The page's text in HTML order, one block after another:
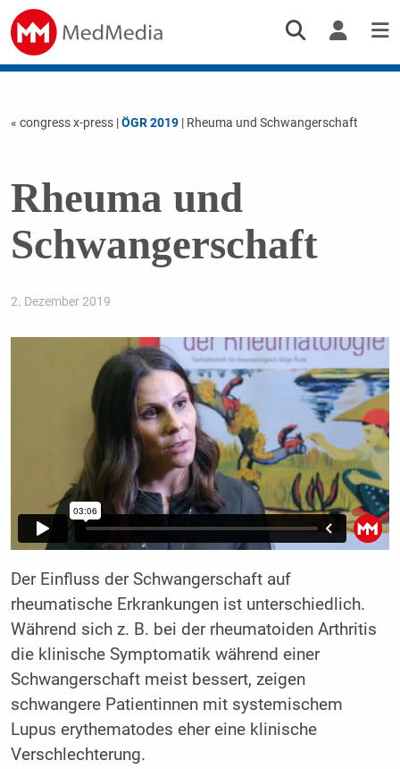
« congress x-press |ÖGR 2019| Rheuma und Schwangerschaft
Rheuma und
Schwangerschaft
2. Dezember 2019
Der Einfluss der Schwangerschaft auf
rheumatische Erkrankungen ist unterschiedlich.
Während sich z. B. bei der rheumatoiden Arthritis
die klinische Symptomatik während einer
Schwangerschaft meist bessert, zeigen
schwangere Patientinnen mit systemischem
Lupus erythematodes eher eine klinische
Verschlechterung.